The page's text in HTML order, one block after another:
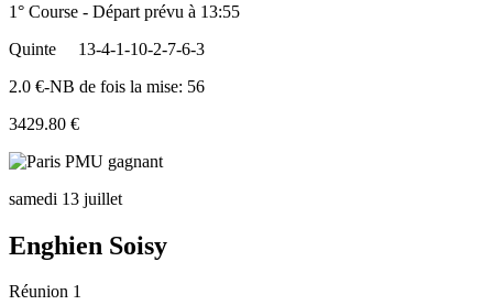
1° Course - Départ prévu à 13:55
Quinte
13-4-1-10-2-7-6-3
2.0 €-NB de fois la mise: 56
3429.80 €
samedi 13 juillet
Enghien Soisy
Réunion 1